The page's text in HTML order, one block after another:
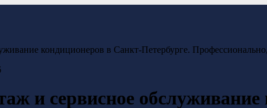
кондиционеров в Санкт-Петербурге.
и сервисное обслуживание